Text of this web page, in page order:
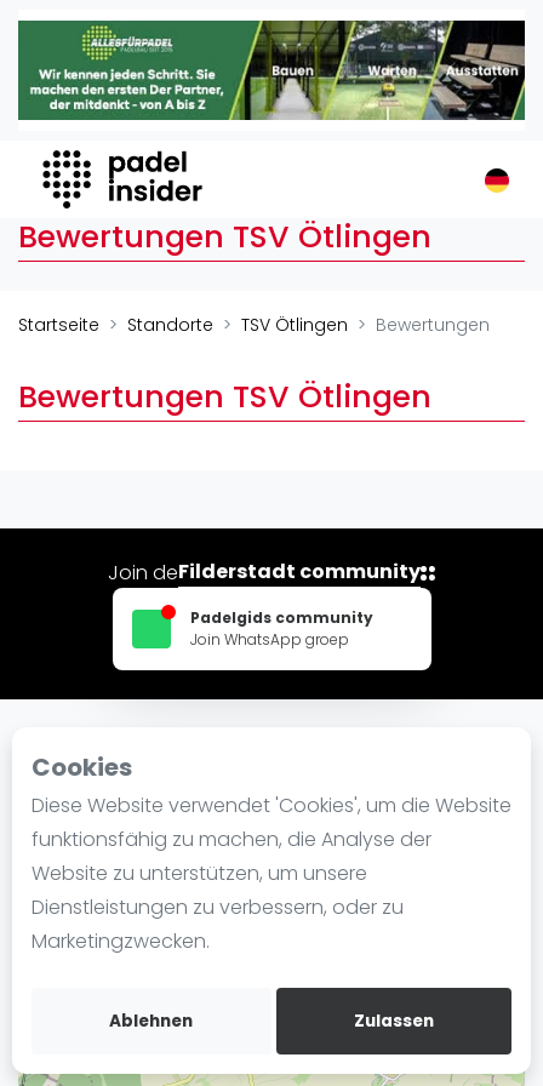
Cookies
Diese Website verwendet 'Cookies', um die Website
funktionsfähig zu machen, die Analyse der
Website zu unterstützen, um unsere
Dienstleistungen zu verbessern, oder zu
Marketingzwecken.
Ablehnen Zulassen
Padel Insider
Home
Organisationen
Buchungssysteme
Padel-Shops
Padelplatzbauer
Veranstaltungen
Ranking
Blog
Die Geschichte von Padel
Regeln und Punktzählung
Padel Schläge
Video
Bewertungen TSV Ötlingen
Startseite Standorte TSV Ötlingen Bewertungen
Bewertungen TSV Ötlingen
Join deFilderstadt community
Padelgids community
Join WhatsApp groep
In der Nähe TSV Ötlingen
−